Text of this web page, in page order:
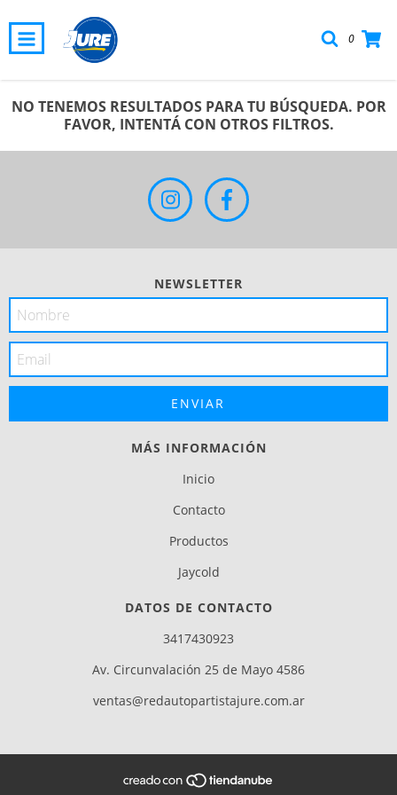
0
NO TENEMOS RESULTADOS PARA TU BÚSQUEDA. POR
FAVOR, INTENTÁ CON OTROS FILTROS.
NEWSLETTER
MÁS INFORMACIÓN
Inicio
Contacto
Productos
Jaycold
DATOS DE CONTACTO
3417430923
Av. Circunvalación 25 de Mayo 4586
ventas@redautopartistajure.com.ar